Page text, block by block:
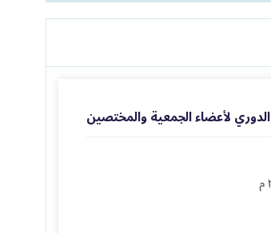
لأعضاء الجمعية والمختصين